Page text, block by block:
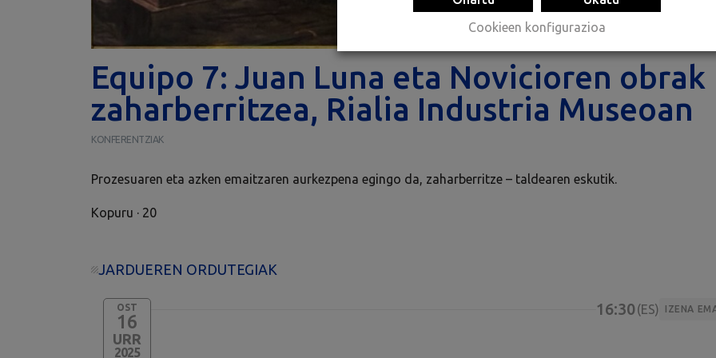
Equipo 7: Juan Luna eta Novicioren obrak
zaharberritzea, Rialia Industria Museoan
KONFERENTZIAK
Prozesuaren eta azken emaitzaren aurkezpena egingo da, zaharberritze – taldearen eskutik.
Kopuru · 20
JARDUEREN ORDUTEGIAK
OST
16
URR
2025
16:30 ES IZENA
Cookieen konfigurazioa